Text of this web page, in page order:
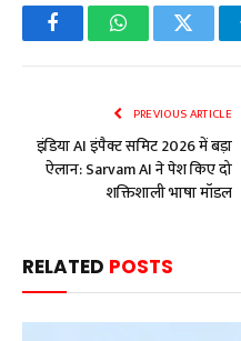
FacebookWhatsAppTwitter
PREVIOUS ARTICLE
इंडिया AI इंपैक्ट समिट 2026 में बड़ा
ऐलान: Sarvam AI ने पेश किए दो
शक्तिशाली भाषा मॉडल
RELATED POSTS